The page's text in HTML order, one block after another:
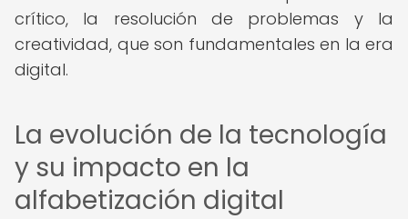
crítico, la resolución de problemas y la
creatividad, que son fundamentales en la era
digital.
La evolución de la tecnología
y su impacto en la
alfabetización digital